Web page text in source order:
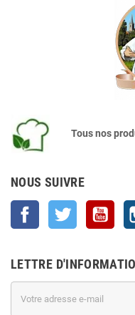
Tous nos
NOUS SUIVRE
Facebook Twitter
LETTRE